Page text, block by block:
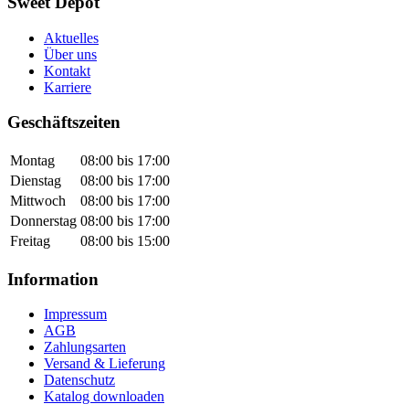
Aktuelles
Über uns
Kontakt
Karriere
Geschäftszeiten
Montag
08:00 bis 17:00
Dienstag
08:00 bis 17:00
Mittwoch
08:00 bis 17:00
Donnerstag 08:00 bis 17:00
Freitag
08:00 bis 15:00
Information
Impressum
AGB
Zahlungsarten
Versand & Lieferung
Datenschutz
Katalog downloaden